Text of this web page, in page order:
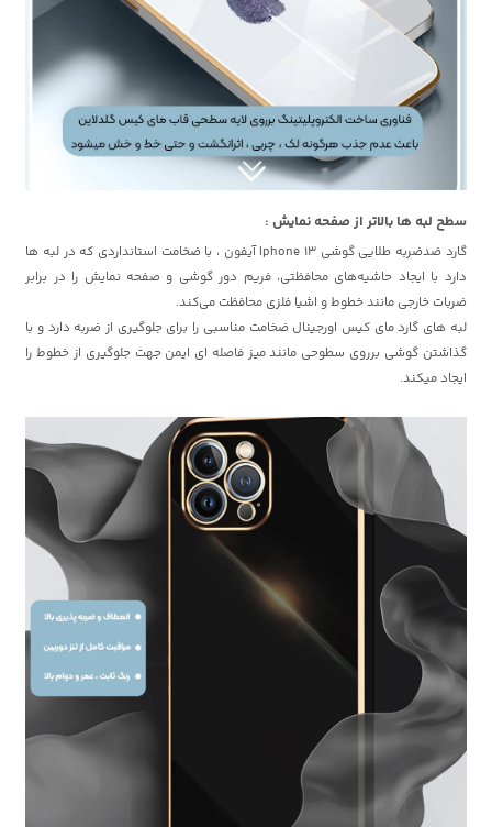
سطح لبه ها بالاتر از صفحه نمایش :
گارد ضدضربه طلایی گوشی Iphone 13 آیفون ، با ضخامت استانداردی که در لبه ها
دارد با ایجاد حاشیه‌های محافظتی، فریم دور گوشی و صفحه نمایش را در برابر
ضربات خارجی مانند خطوط و اشیا فلزی محافظت می‌کند.
لبه های گارد مای کیس اورجینال ضخامت مناسبی را برای جلوگیری از ضربه دارد و با
گذاشتن گوشی برروی سطوحی مانند میز فاصله ای ایمن جهت جلوگیری از خطوط را
ایجاد میکند.